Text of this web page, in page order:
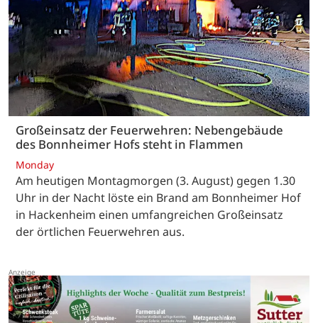
Großeinsatz der Feuerwehren: Nebengebäude
des Bonnheimer Hofs steht in Flammen
Monday
Am heutigen Montagmorgen (3. August) gegen 1.30
Uhr in der Nacht löste ein Brand am Bonnheimer Hof
in Hackenheim einen umfangreichen Großeinsatz
der örtlichen Feuerwehren aus.